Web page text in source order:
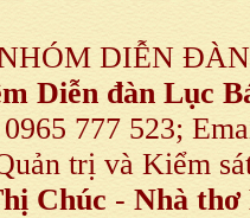
DIỄN
Diễn đàn Lục
777 523;
trị và Kiểm
Chúc - Nhà thơ